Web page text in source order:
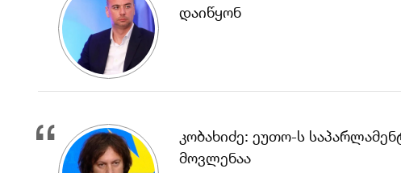
დაიწყონ
კობახიძე: ეუთო-ს
მოვლენაა